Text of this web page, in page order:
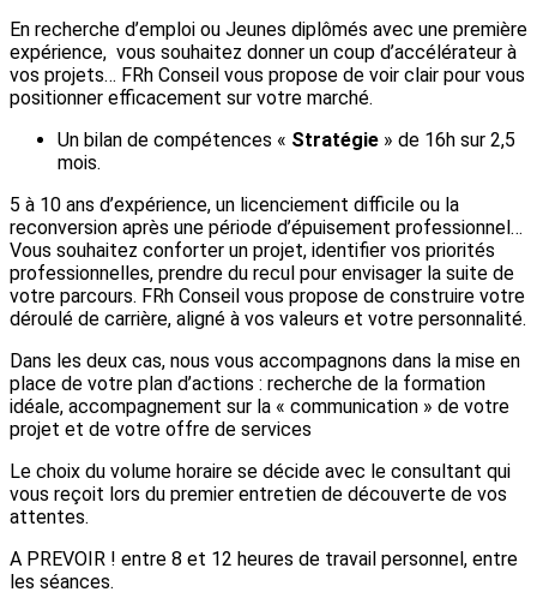
En recherche d’emploi ou Jeunes diplômés avec une première
expérience, vous souhaitez donner un coup d’accélérateur à
vos projets… FRh Conseil vous propose de voir clair pour vous
positionner efficacement sur votre marché.
Un bilan de compétences « Stratégie » de 16h sur 2,5
mois.
5 à 10 ans d’expérience, un licenciement difficile ou la
reconversion après une période d’épuisement professionnel…
Vous souhaitez conforter un projet, identifier vos priorités
professionnelles, prendre du recul pour envisager la suite de
votre parcours. FRh Conseil vous propose de construire votre
déroulé de carrière, aligné à vos valeurs et votre personnalité.
Dans les deux cas, nous vous accompagnons dans la mise en
place de votre plan d’actions : recherche de la formation
idéale, accompagnement sur la « communication » de votre
projet et de votre offre de services
Le choix du volume horaire se décide avec le consultant qui
vous reçoit lors du premier entretien de découverte de vos
attentes.
A PREVOIR ! entre 8 et 12 heures de travail personnel, entre
les séances.